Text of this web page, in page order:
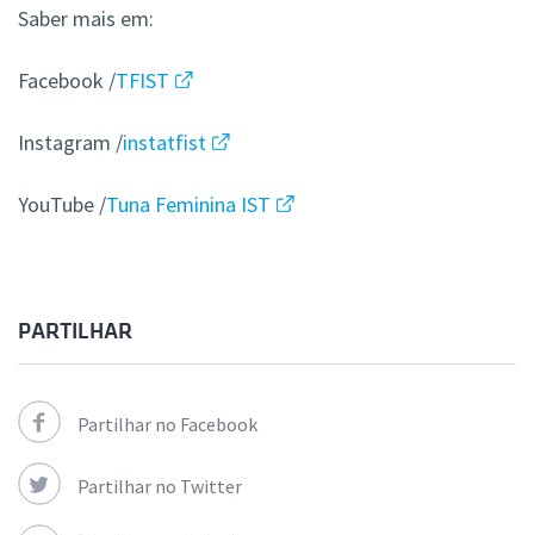
Saber mais em:
Facebook /TFIST
Instagram /instatfist
YouTube /Tuna Feminina IST
PARTILHAR
Partilhar no Facebook
Partilhar no Twitter